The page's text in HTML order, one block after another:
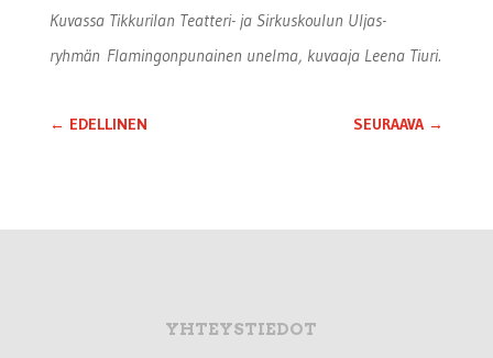
Kuvassa Tikkurilan Teatteri- ja Sirkuskoulun Uljas-
ryhmän Flamingonpunainen unelma, kuvaaja Leena Tiuri.
← EDELLINEN SEURAAVA →
YHTEYSTIEDOT